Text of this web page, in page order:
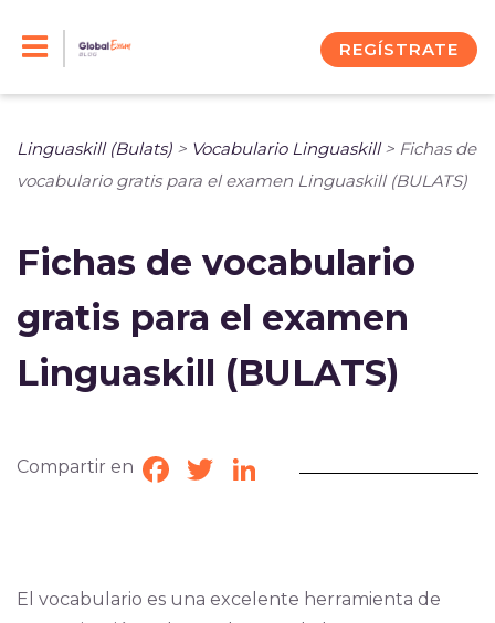
REGÍSTRATE
Linguaskill (Bulats) > Vocabulario Linguaskill> Fichas de
vocabulario gratis para el examen Linguaskill (BULATS)
Fichas de vocabulario
gratis para el examen
Linguaskill (BULATS)
Compartir en Facebook
TwitterLinkedIn
El vocabulario es una excelente herramienta de